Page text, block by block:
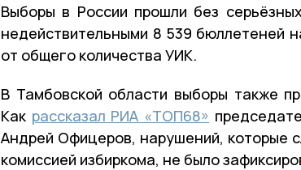
Выборы в России прошли без
недействительными 8 539 бюллетеней
от общего количества УИК.
В Тамбовской области выборы также
Как рассказал РИА «ТОП68»
Андрей Офицеров, нарушений, которые
комиссией избиркома, не было